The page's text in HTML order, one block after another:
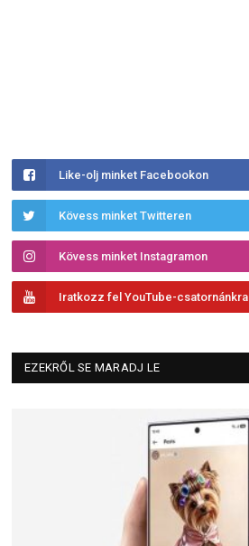
Like-olj minket Facebookon
Kövess minket Twitteren
Kövess minket Instagramon
Iratkozz fel YouTube-csatornánkra
EZEKRŐL SE MARADJ LE